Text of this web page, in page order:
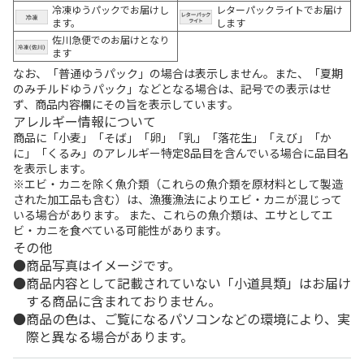
冷凍ゆうパックでお届けし
ます。
レターパックライトでお届け
します
佐川急便でのお届けとなり
ます
なお、「普通ゆうパック」の場合は表示しません。また、「夏期
のみチルドゆうパック」などとなる場合は、記号での表示はせ
ず、商品内容欄にその旨を表示しています。
アレルギー情報について
商品に「小麦」「そば」「卵」「乳」「落花生」「えび」「か
に」「くるみ」のアレルギー特定8品目を含んでいる場合に品目名
を表示します。
※エビ・カニを除く魚介類（これらの魚介類を原材料として製造
された加工品も含む）は、漁獲漁法によりエビ・カニが混じって
いる場合があります。 また、これらの魚介類は、エサとしてエ
ビ・カニを食べている可能性があります。
その他
商品写真はイメージです。
商品内容として記載されていない「小道具類」はお届け
する商品に含まれておりません。
商品の色は、ご覧になるパソコンなどの環境により、実
際と異なる場合があります。